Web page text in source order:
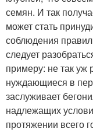
семян. И так
может стать
соблюдения
следует
примеру: не так уж
нуждающиеся в
заслуживает
надлежащих
протяжении всего